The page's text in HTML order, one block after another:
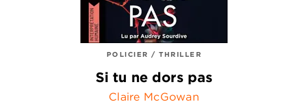
POLICIER / THRILLER
Si tu ne dors pas
Claire McGowan